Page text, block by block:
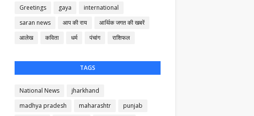
Greetings gaya
international
saran news
आप की राय
आर्थिक जगत की खबरें
आलेख
कविता धर्म पंचांग राशिफल
TAGS
National News
jharkhand
madhya pradesh
maharashtr
punjab